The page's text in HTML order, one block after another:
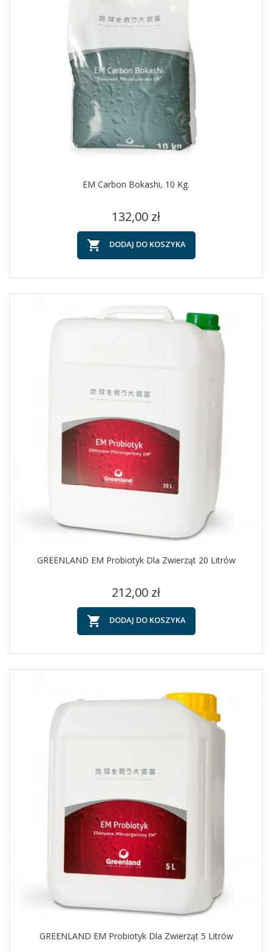
EM Carbon Bokashi, 10 Kg.
Cena
132,00 zł
 DODAJ DO KOSZYKA
GREENLAND EM Probiotyk Dla Zwierząt 20 Litrów
Cena
212,00 zł
 DODAJ DO KOSZYKA
GREENLAND EM Probiotyk Dla Zwierząt 5 Litrów